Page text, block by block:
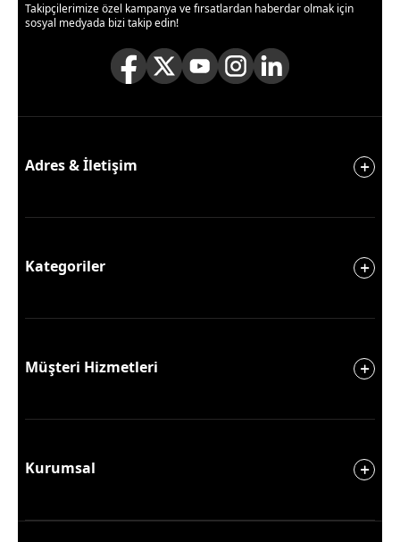
Takipçilerimize özel kampanya ve fırsatlardan haberdar olmak için
sosyal medyada bizi takip edin!
Adres & İletişim
Kategoriler
Müşteri Hizmetleri
Kurumsal